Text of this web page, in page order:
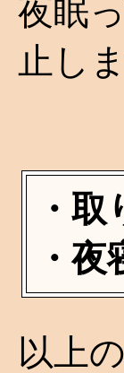
夜眠
止し
・
・
以上